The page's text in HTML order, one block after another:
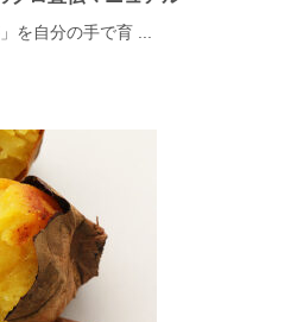
を自分の手で育 ...